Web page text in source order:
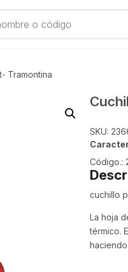
Tramontina
SKU:
Código.:
cuchillo
La hoja
térmico.